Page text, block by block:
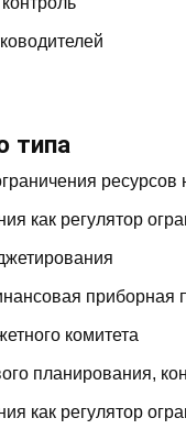
типа
как регулятор
приборная
комитета
планирования,
как регулятор